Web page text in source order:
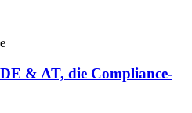
& AT, die Compliance-